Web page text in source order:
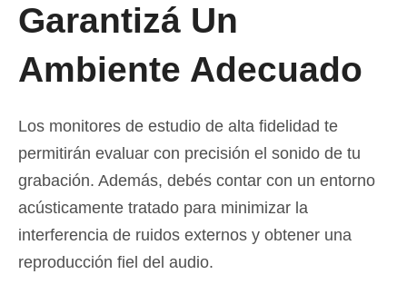
Garantizá Un
Ambiente Adecuado
Los monitores de estudio de alta fidelidad te
permitirán evaluar con precisión el sonido de tu
grabación. Además, debés contar con un entorno
acústicamente tratado para minimizar la
interferencia de ruidos externos y obtener una
reproducción fiel del audio.